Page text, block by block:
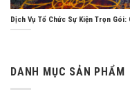
Dịch Vụ Tổ Chức Sự Kiện Trọn
DANH MỤC SẢN PHẨM